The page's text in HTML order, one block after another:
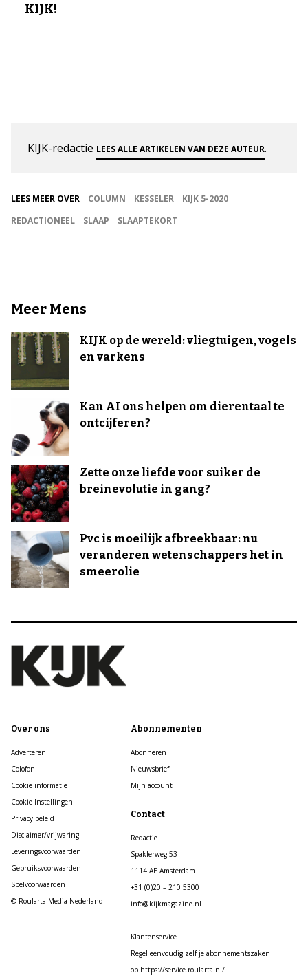
KIJK!
KIJK-redactie LEES ALLE ARTIKELEN VAN DEZE AUTEUR.
LEES MEER OVER COLUMN KESSELER
KIJK 5-2020
REDACTIONEEL
SLAAP SLAAPTEKORT
Meer Mens
KIJK op de wereld: vliegtuigen, vogels
en varkens
Kan AI ons helpen om dierentaal te
ontcijferen?
Zette onze liefde voor suiker de
breinevolutie in gang?
Pvc is moeilijk afbreekbaar: nu
veranderen wetenschappers het in
smeerolie
Over ons
Adverteren
Colofon
Cookie informatie
Cookie Instellingen
Privacy beleid
Disclaimer/vrijwaring
Leveringsvoorwaarden
Gebruiksvoorwaarden
Spelvoorwaarden
© Roularta Media Nederland
Abonnementen
Abonneren
Nieuwsbrief
Mijn account
Contact
Redactie
Spaklerweg 53
1114 AE Amsterdam
+31 (0)20 – 210 5300
info@kijkmagazine.nl
Klantenservice
Regel eenvoudig zelf je abonnementszaken
op https://service.roularta.nl/